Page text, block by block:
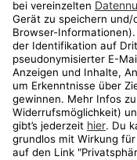
Aktionen
Travel